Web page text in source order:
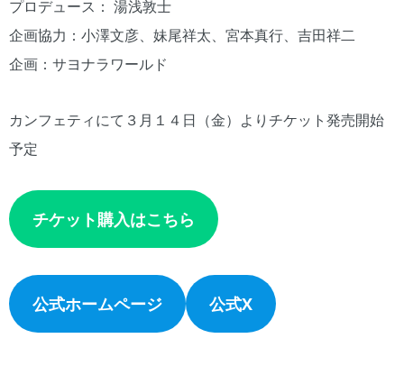
プロデュース： 湯浅敦士
企画協力：小澤文彦、妹尾祥太、宮本真行、吉田祥二
企画：サヨナラワールド
カンフェティにて３月１４日（金）よりチケット発売開始
予定
チケット購入はこちら
公式ホームページ 公式X